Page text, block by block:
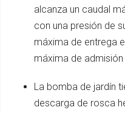
alcanza un caudal
con una presión de
máxima de entrega
máxima de
La bomba de jardín
descarga de rosca